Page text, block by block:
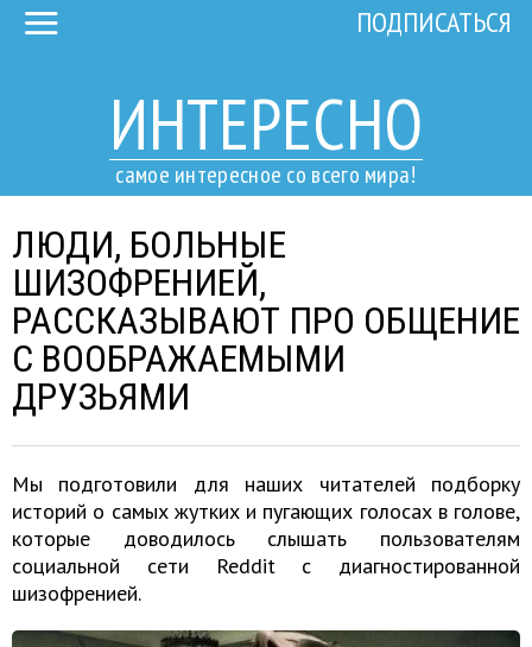
ИНТЕРЕСНО
самое интересное со всего мира!
ПОДПИСАТЬСЯ
ЛЮДИ, БОЛЬНЫЕ
ШИЗОФРЕНИЕЙ,
РАССКАЗЫВАЮТ ПРО ОБЩЕНИЕ
С ВООБРАЖАЕМЫМИ
ДРУЗЬЯМИ
Мы подготовили для наших читателей подборку
историй о самых жутких и пугающих голосах в голове,
которые доводилось слышать пользователям
социальной сети Reddit с диагностированной
шизофренией.